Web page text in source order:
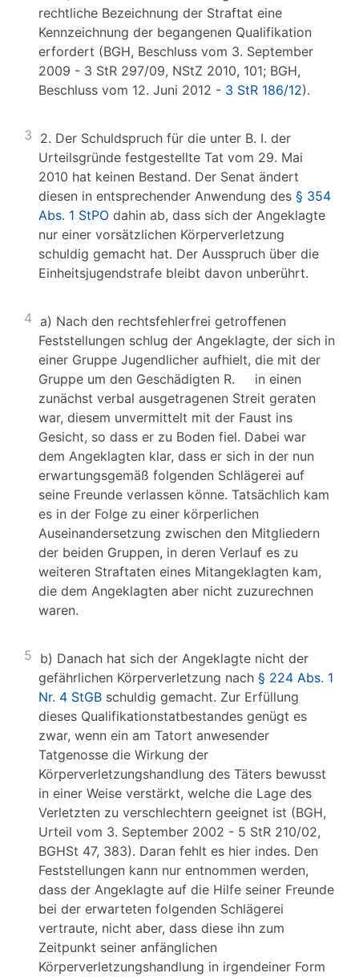
rechtliche Bezeichnung der Straftat eine
Kennzeichnung der begangenen Qualifikation
erfordert (BGH, Beschluss vom 3. September
2009 - 3 StR 297/09, NStZ 2010, 101; BGH,
Beschluss vom 12. Juni 2012 - 3 StR 186/12).
3 2. Der Schuldspruch für die unter B. I. der
Urteilsgründe festgestellte Tat vom 29. Mai
2010 hat keinen Bestand. Der Senat ändert
diesen in entsprechender Anwendung des § 354
Abs. 1 StPO dahin ab, dass sich der Angeklagte
nur einer vorsätzlichen Körperverletzung
schuldig gemacht hat. Der Ausspruch über die
Einheitsjugendstrafe bleibt davon unberührt.
4 a) Nach den rechtsfehlerfrei getroffenen
Feststellungen schlug der Angeklagte, der sich in
einer Gruppe Jugendlicher aufhielt, die mit der
Gruppe um den Geschädigten R. in einen
zunächst verbal ausgetragenen Streit geraten
war, diesem unvermittelt mit der Faust ins
Gesicht, so dass er zu Boden fiel. Dabei war
dem Angeklagten klar, dass er sich in der nun
erwartungsgemäß folgenden Schlägerei auf
seine Freunde verlassen könne. Tatsächlich kam
es in der Folge zu einer körperlichen
Auseinandersetzung zwischen den Mitgliedern
der beiden Gruppen, in deren Verlauf es zu
weiteren Straftaten eines Mitangeklagten kam,
die dem Angeklagten aber nicht zuzurechnen
waren.
5 b) Danach hat sich der Angeklagte nicht der
gefährlichen Körperverletzung nach § 224 Abs. 1
Nr. 4 StGB schuldig gemacht. Zur Erfüllung
dieses Qualifikationstatbestandes genügt es
zwar, wenn ein am Tatort anwesender
Tatgenosse die Wirkung der
Körperverletzungshandlung des Täters bewusst
in einer Weise verstärkt, welche die Lage des
Verletzten zu verschlechtern geeignet ist (BGH,
Urteil vom 3. September 2002 - 5 StR 210/02,
BGHSt 47, 383). Daran fehlt es hier indes. Den
Feststellungen kann nur entnommen werden,
dass der Angeklagte auf die Hilfe seiner Freunde
bei der erwarteten folgenden Schlägerei
vertraute, nicht aber, dass diese ihn zum
Zeitpunkt seiner anfänglichen
Körperverletzungshandlung in irgendeiner Form